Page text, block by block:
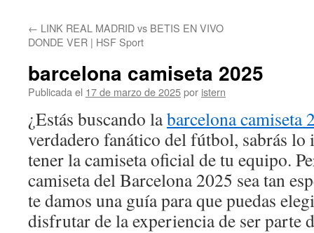
contenido
← LINK REAL MADRID vs BETIS EN VIVO
DONDE VER | HSF Sport
barcelona camiseta 2025
Publicada el 17 de marzo de 2025por istern
¿Estás buscando labarcelona camiseta
verdadero fanático del fútbol, sabrás lo
tener la camiseta oficial de tu equipo.
camiseta del Barcelona 2025 sea tan
te damos una guía para que puedas
disfrutar de la experiencia de ser parte